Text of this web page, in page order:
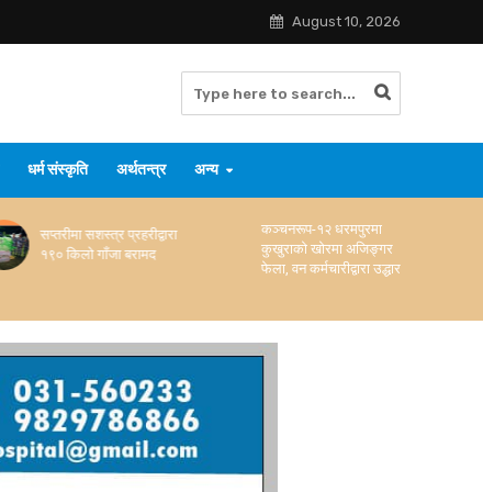
August 10, 2026
धर्म संस्कृति अर्थतन्त्र अन्य
कञ्चनरूप-१२ धरमपुरमा
कुखुराको खोरमा अजिङ्गर
बोलबम श्रद्धालु सवार
ट्याक्टर पल्टिँदा १५ जना
घाइते, एकको अवस्था गम्भीर